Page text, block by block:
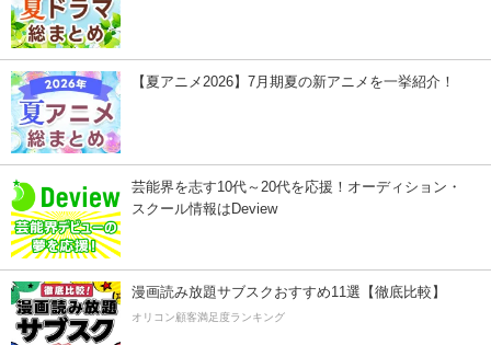
【夏アニメ2026】7月期夏の新アニメを一挙紹介！
芸能界を志す10代～20代を応援！オーディション・
スクール情報はDeview
漫画読み放題サブスクおすすめ11選【徹底比較】
オリコン顧客満足度ランキング